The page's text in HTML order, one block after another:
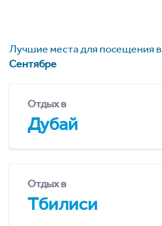
Лучшие места для посещения в
Сентябре
Отдых в
Дубай
Отдых в
Тбилиси